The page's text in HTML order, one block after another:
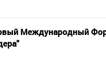
Международный